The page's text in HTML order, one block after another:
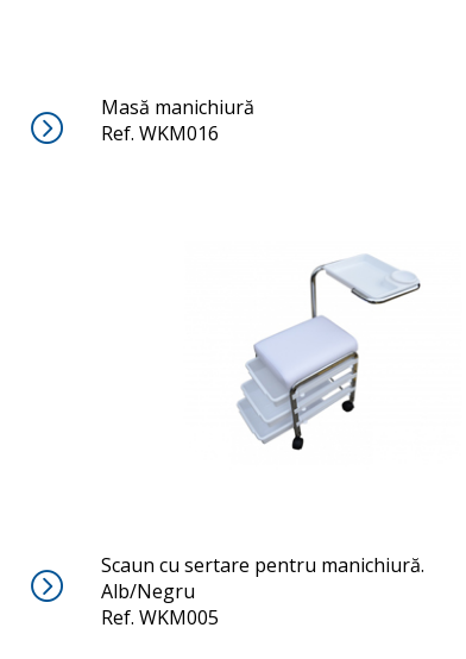
Masă manichiură
Ref. WKM016
Scaun cu sertare pentru manichiură.
Alb/Negru
Ref. WKM005